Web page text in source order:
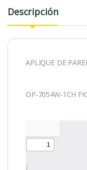
Descripción
APLIQUE DE
OP-7054W-1CH